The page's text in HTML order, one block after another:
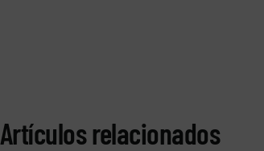
Artículos relacionados